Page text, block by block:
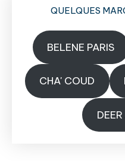
QUELQUES
BELENE PARIS
CHA' COUD